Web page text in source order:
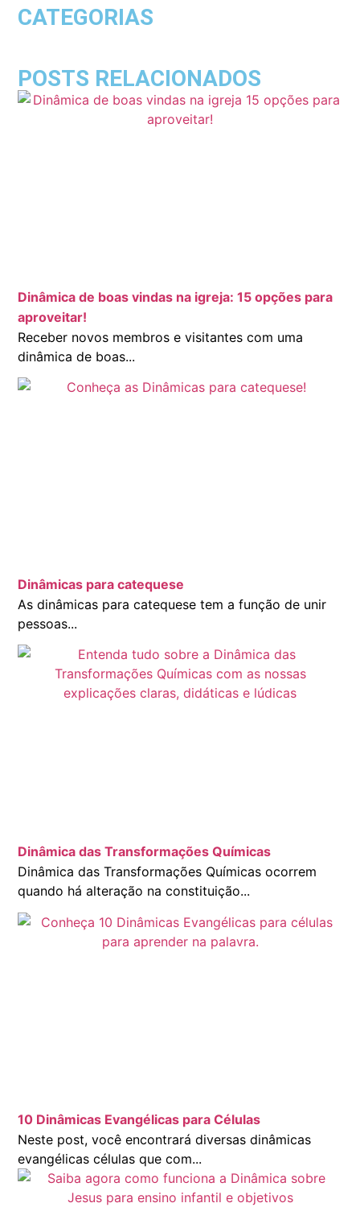
CATEGORIAS
POSTS RELACIONADOS
Dinâmica de boas vindas na igreja: 15 opções para
aproveitar!
Receber novos membros e visitantes com uma
dinâmica de boas...
Dinâmicas para catequese
As dinâmicas para catequese tem a função de unir
pessoas...
Dinâmica das Transformações Químicas
Dinâmica das Transformações Químicas ocorrem
quando há alteração na constituição...
10 Dinâmicas Evangélicas para Células
Neste post, você encontrará diversas dinâmicas
evangélicas células que com...